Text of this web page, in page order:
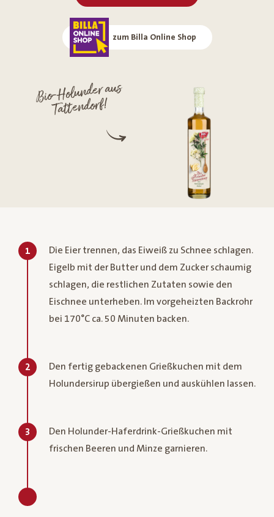
zum Billa Online Shop
Bio-Holunder aus
Tattendorf!
1
Die Eier trennen, das Eiweiß zu Schnee schlagen.
Eigelb mit der Butter und dem Zucker schaumig
schlagen, die restlichen Zutaten sowie den
Eischnee unterheben. Im vorgeheizten Backrohr
bei 170°C ca. 50 Minuten backen.
2
Den fertig gebackenen Grießkuchen mit dem
Holundersirup übergießen und auskühlen lassen.
3
Den Holunder-Haferdrink-Grießkuchen mit
frischen Beeren und Minze garnieren.